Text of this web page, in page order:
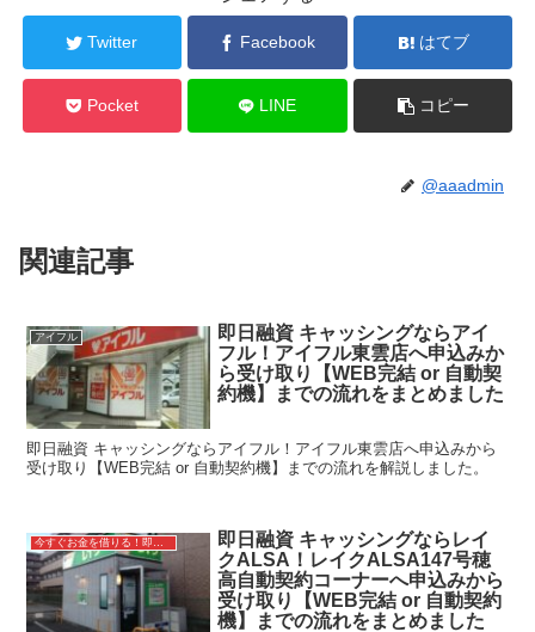
Twitter Facebook はてブ
Pocket LINE コピー
@aaadmin
関連記事
アイフル
即日融資 キャッシングならアイ
フル！アイフル東雲店へ申込みか
ら受け取り【WEB完結 or 自動契
約機】までの流れをまとめました
即日融資 キャッシングならアイフル！アイフル東雲店へ申込みから
受け取り【WEB完結 or 自動契約機】までの流れを解説しました。
今すぐお金を借りる！即日融資キャッシング
即日融資 キャッシングならレイ
クALSA！レイクALSA147号穂
高自動契約コーナーへ申込みから
受け取り【WEB完結 or 自動契約
機】までの流れをまとめました